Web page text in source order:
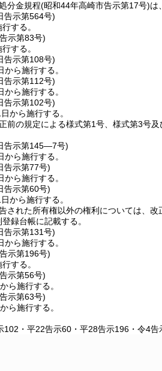
分金規程(昭和44年高崎市告示第17号)は
告示第564号)
する。
告示第83号)
する。
告示第108号)
ら施行する。
告示第112号)
ら施行する。
告示第102号)
から施行する。
前の規定による様式第1号、様式第3号
告示第145―7号)
ら施行する。
告示第77号)
ら施行する。
告示第60号)
から施行する。
された所有権以外の権利については、
録台帳に記載する。
告示第131号)
ら施行する。
告示第196号)
する。
告示第56号)
ら施行する。
告示第63号)
ら施行する。
102・平22告示60・平28告示196・令4告